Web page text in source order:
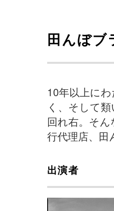
田んぼブ
10年以上に
く、そして
回れ右。そ
行代理店、田
出演者